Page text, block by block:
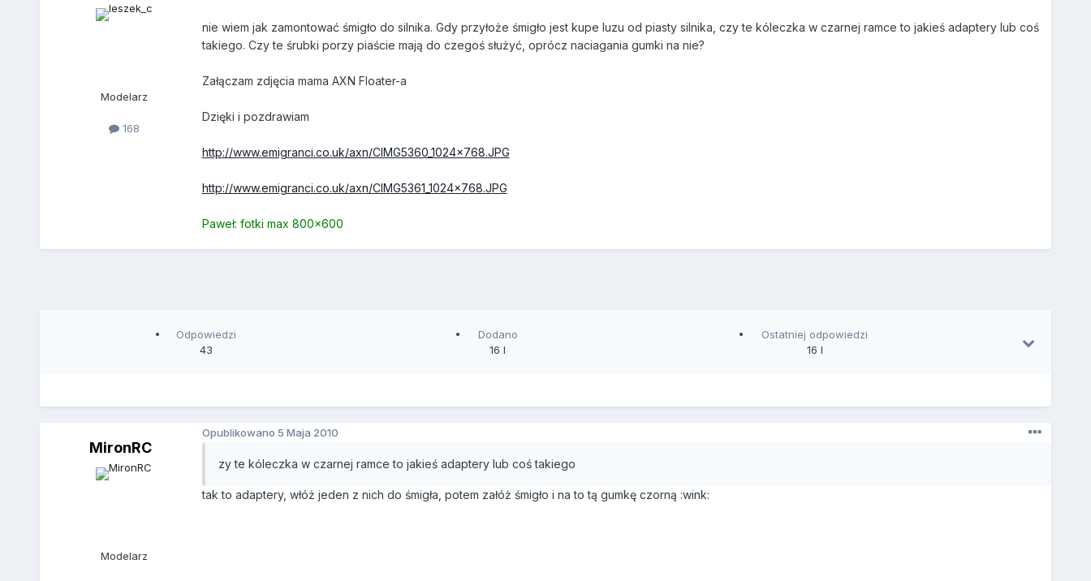
Modelarz
168
nie wiem jak zamontować śmigło do silnika. Gdy przyłoże śmigło jest kupe luzu od piasty silnika, czy te kóleczka w czarnej ramce to jakieś adaptery lub coś
takiego. Czy te śrubki porzy piaście mają do czegoś służyć, oprócz naciagania gumki na nie?
Załączam zdjęcia mama AXN Floater-a
Dzięki i pozdrawiam
http://www.emigranci.co.uk/axn/CIMG5360_1024x768.JPG
http://www.emigranci.co.uk/axn/CIMG5361_1024x768.JPG
Paweł: fotki max 800x600
Odpowiedzi
43
Dodano
16 l
Ostatniej odpowiedzi
16 l
MironRC
Modelarz
Opublikowano 5 Maja 2010
zy te kóleczka w czarnej ramce to jakieś adaptery lub coś takiego
tak to adaptery, włóż jeden z nich do śmigła, potem załóż śmigło i na to tą gumkę czorną :wink: